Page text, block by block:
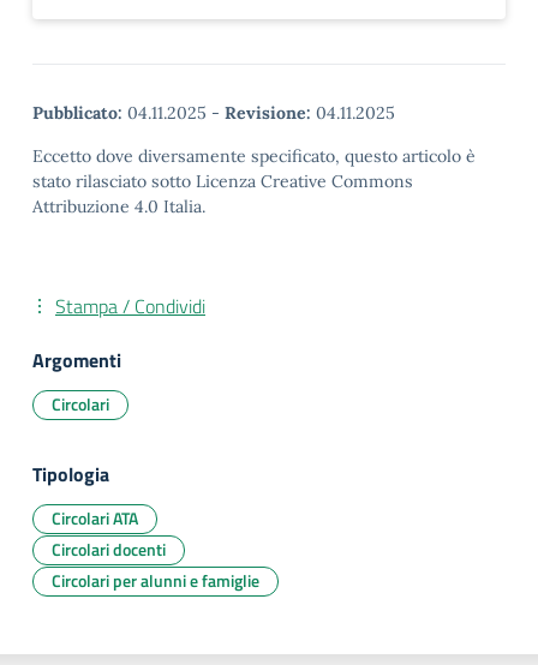
Pubblicato: 04.11.2025 - Revisione: 04.11.2025
Eccetto dove diversamente specificato, questo articolo è
stato rilasciato sotto Licenza Creative Commons
Attribuzione 4.0 Italia.
Stampa / Condividi
Argomenti
Circolari
Tipologia
Circolari ATA
Circolari docenti
Circolari per alunni e famiglie